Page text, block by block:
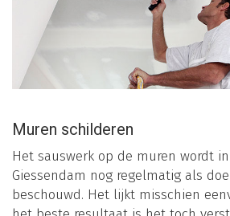
Muren schilderen
Het sauswerk op de muren wordt
Giessendam nog regelmatig als
beschouwd. Het lijkt misschien